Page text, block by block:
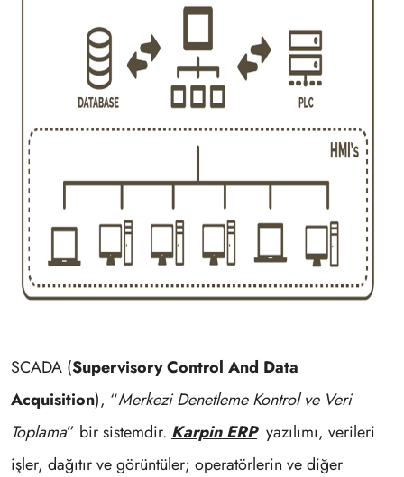
SCADA (Supervisory Control And Data
Acquisition), “Merkezi Denetleme Kontrol ve Veri
Toplama” bir sistemdir. Karpin ERPyazılımı, verileri
işler, dağıtır ve görüntüler; operatörlerin ve diğer